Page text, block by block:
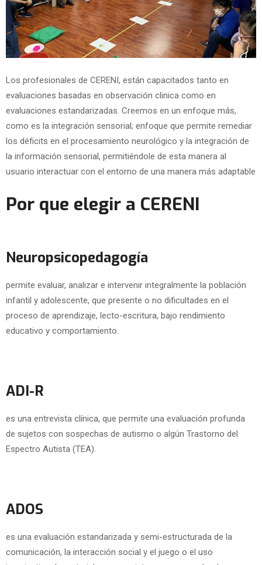
Los profesionales de CERENI, están capacitados tanto en
evaluaciones basadas en observación clinica como en
evaluaciones estandarizadas. Creemos en un enfoque más,
como es la integración sensorial; enfoque que permite remediar
los déficits en el procesamiento neurológico y la integración de
la información sensorial, permitiéndole de esta manera al
usuario interactuar con el entorno de una manera más adaptable
Por que elegir a CERENI
Neuropsicopedagogía
permite evaluar, analizar e intervenir integralmente la población
infantil y adolescente, que presente o no dificultades en el
proceso de aprendizaje, lecto-escritura, bajo rendimiento
educativo y comportamiento.
ADI-R
es una entrevista clínica, que permite una evaluación profunda
de sujetos con sospechas de autismo o algún Trastorno del
Espectro Autista (TEA).
ADOS
es una evaluación estandarizada y semi-estructurada de la
comunicación, la interacción social y el juego o el uso